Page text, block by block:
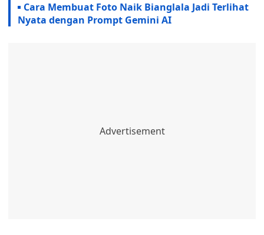
Cara Membuat Foto Naik Bianglala Jadi Terlihat
Nyata dengan Prompt Gemini AI